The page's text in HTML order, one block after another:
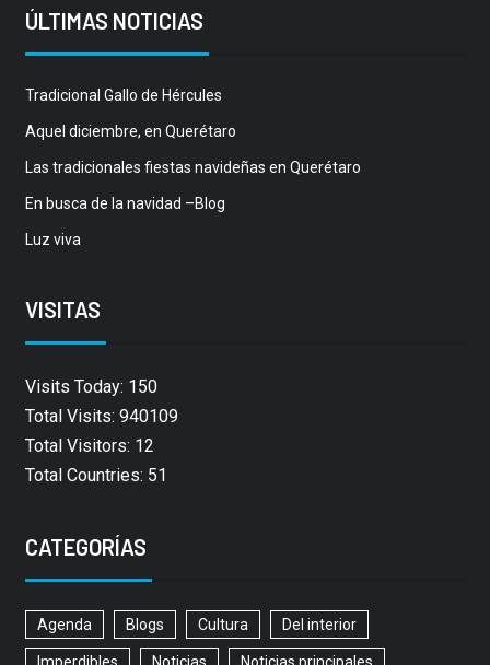
ÚLTIMAS NOTICIAS
Tradicional Gallo de Hércules
Aquel diciembre, en Querétaro
Las tradicionales fiestas navideñas en Querétaro
En busca de la navidad –Blog
Luz viva
VISITAS
Visits Today: 150
Total Visits: 940109
Total Visitors: 12
Total Countries: 51
CATEGORÍAS
Agenda Blogs Cultura Del interior